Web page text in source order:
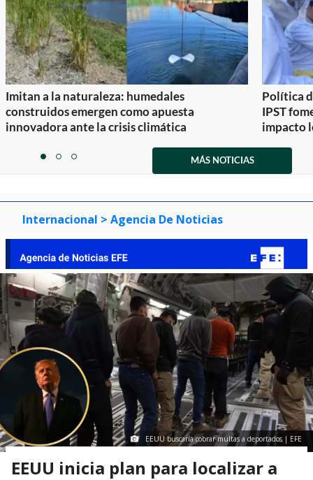
construidos emergen como apuesta
innovadora ante la crisis climática
IPST
impacto
item
0
item
1
item
2
Item
1
of
3
MÁS NOTICIAS
Internacional> Agencia De Noticias
EEUU buscaría cobrar multas a deportados | EFE
EEUU inicia plan para localizar a
deportados en el extranjero y
cobrarles multas que estén
impagas
César Vega Martínez
Periodista del área Internacional en BioBioChile